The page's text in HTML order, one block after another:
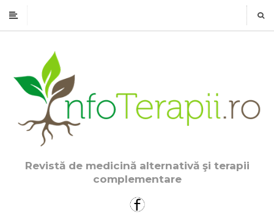
Revistă de medicină alternativă şi terapii
complementare